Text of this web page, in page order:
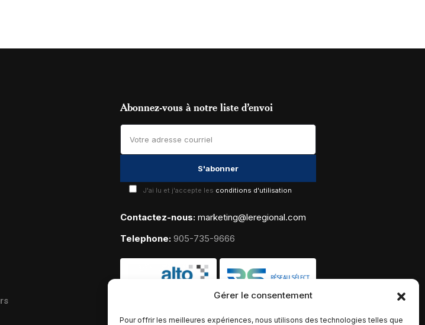
Gérer le consentement
Pour offrir les meilleures expériences, nous utilisons des technologies telles que
Abonnez-vous à notre liste d’envoi
J'ai lu et j'accepte les conditions d'utilisation
Contactez-nous: marketing@leregional.com
Telephone: 905-735-9666